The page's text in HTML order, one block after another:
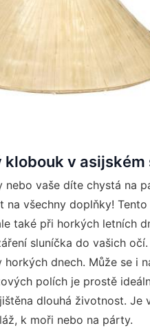
klobouk v asijském
nebo vaše díte chystá na
na všechny doplňky!
také při horkých letních
sluníčka do vašich
horkých dnech. Může se i
polích je prostě
dlouhá životnost.
k moři nebo na párty.